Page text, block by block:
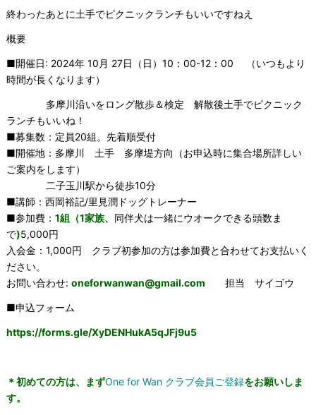
終わったあとに土手でピクニックランチもいいですねえ
概要
■開催日: 2024年 10月 27日（日）10：00-12：00 （いつもより
時間が長くなります）
多摩川沿いをロング散歩＆検定 解散後土手でピクニック
ランチもいいね！
■募集数：定員20組。先着順受付
■開催地：多摩川 土手 多摩堤方向（お申込時に集合場所詳しい
ご案内をします）
二子玉川駅から徒歩10分
■講師：西岡裕記/里見潤ドッグトレーナー
■参加費： 1組（1家族、 同伴犬は一緒にウオークできる頭数ま
で)5,000円
入会金：1,000円 クラブ初参加の方は参加費と合わせてお支払いく
ださい。
お問い合わせ: oneforwanwan@gmail.com 担当 サイゴウ
■申込フォーム
https://forms.gle/XyDENHukA5qJFj9u5
＊初めての方は、まずOne for Wan クラブ会員ご登録をお願いしま
す。